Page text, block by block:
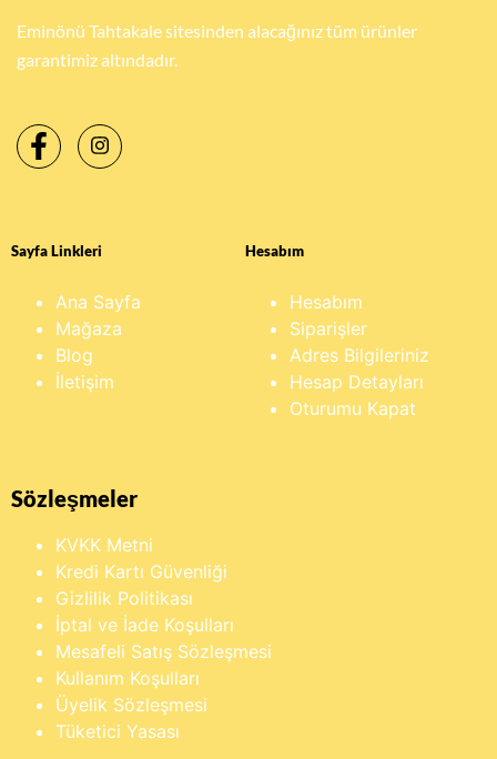
Eminönü Tahtakale sitesinden alacağınız tüm ürünler
garantimiz altındadır.
Sayfa Linkleri
Ana Sayfa
Mağaza
Blog
İletişim
Hesabım
Hesabım
Siparişler
Adres Bilgileriniz
Hesap Detayları
Oturumu Kapat
Sözleşmeler
KVKK Metni
Kredi Kartı Güvenliği
Gizlilik Politikası
İptal ve İade Koşulları
Mesafeli Satış Sözleşmesi
Kullanım Koşulları
Üyelik Sözleşmesi
Tüketici Yasası